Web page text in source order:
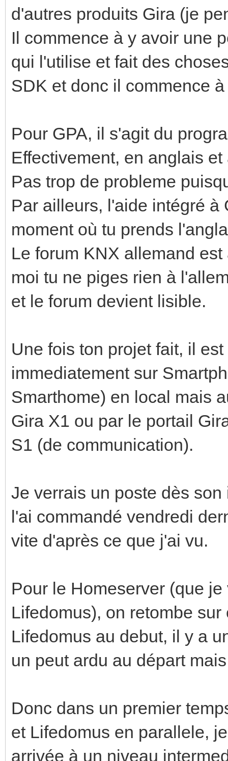
d'autres produits Gira (je
Il commence à y avoir une
qui l'utilise et fait des
SDK et donc il commence
Pour GPA, il s'agit du
Effectivement, en anglais
Pas trop de probleme
Par ailleurs, l'aide intégré à
moment où tu prends
Le forum KNX allemand
moi tu ne piges rien à
et le forum devient lisible.
Une fois ton projet fait, il
immediatement sur
Smarthome) en local mais
Gira X1 ou par le portail
S1 (de communication).
Je verrais un poste dès
l'ai commandé vendredi
vite d'après ce que j'ai vu.
Pour le Homeserver (que
Lifedomus), on retombe
Lifedomus au debut, il y a
un peut ardu au départ
Donc dans un premier
et Lifedomus en parallele,
arrivée à un niveau